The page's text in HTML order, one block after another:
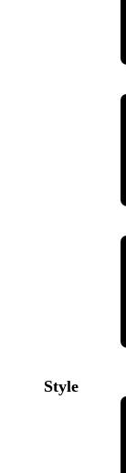
Style